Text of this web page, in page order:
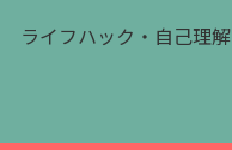
ライフハック・自己理解